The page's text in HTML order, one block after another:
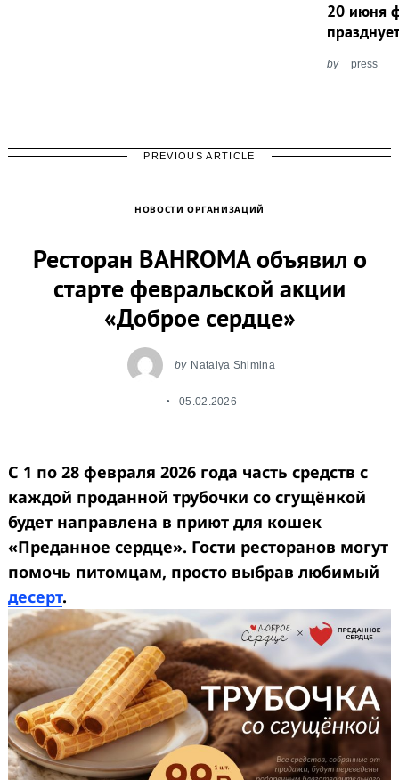
20 июня
by press
PREVIOUS ARTICLE
НОВОСТИ ОРГАНИЗАЦИЙ
Ресторан BAHROMA объявил о
старте февральской акции
«Доброе сердце»
by Natalya Shimina
05.02.2026
С 1 по 28 февраля 2026 года часть средств с
каждой проданной трубочки со сгущёнкой
будет направлена в приют для кошек
«Преданное сердце». Гости ресторанов могут
помочь питомцам, просто выбрав любимый
десерт.